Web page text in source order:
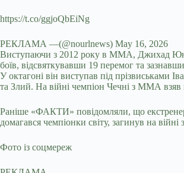
https://t.co/ggjoQbEiNg
РЕКЛАМА —(@nourlnews) May 16, 2026
Виступаючи з 2012 року в ММА, Джихад
боїв, відсвяткувавши 19 перемог та
У октагоні він виступав під прізвиськами
та Злий. На війні чемпіон Чечні з ММА взяв
Раніше «ФАКТИ» повідомляли, що екстренер
домагався чемпіонки світу, загинув на війні
Фото із соцмереж